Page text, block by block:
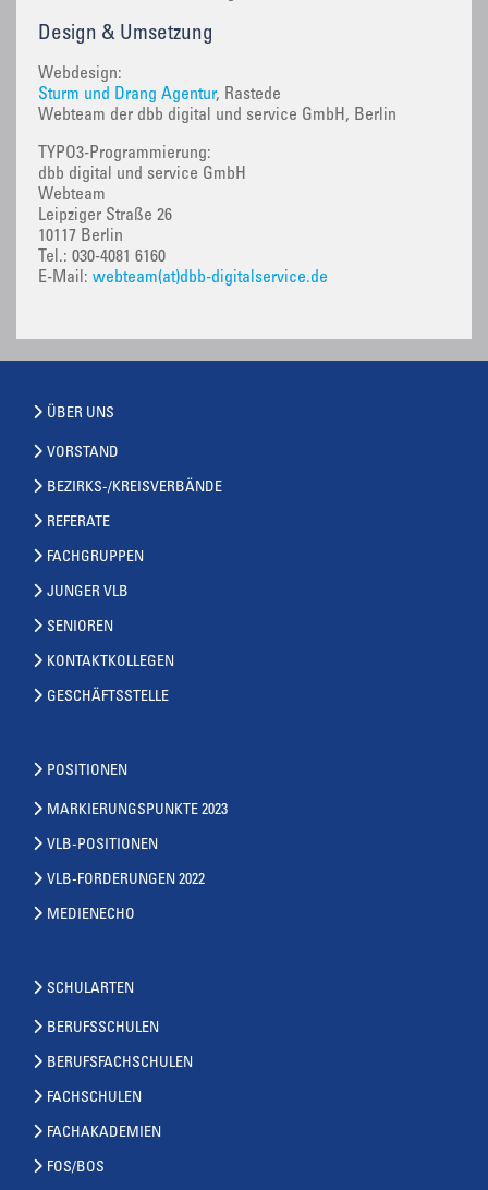
Design & Umsetzung
Webdesign:
Sturm und Drang Agentur, Rastede
Webteam der dbb digital und service GmbH, Berlin
TYPO3-Programmierung:
dbb digital und service GmbH
Webteam
Leipziger Straße 26
10117 Berlin
Tel.: 030-4081 6160
E-Mail: webteam(at)dbb-digitalservice.de
ÜBER UNS
VORSTAND
BEZIRKS-/KREISVERBÄNDE
REFERATE
FACHGRUPPEN
JUNGER VLB
SENIOREN
KONTAKTKOLLEGEN
GESCHÄFTSSTELLE
POSITIONEN
MARKIERUNGSPUNKTE 2023
VLB-POSITIONEN
VLB-FORDERUNGEN 2022
MEDIENECHO
SCHULARTEN
BERUFSSCHULEN
BERUFSFACHSCHULEN
FACHSCHULEN
FACHAKADEMIEN
FOS/BOS